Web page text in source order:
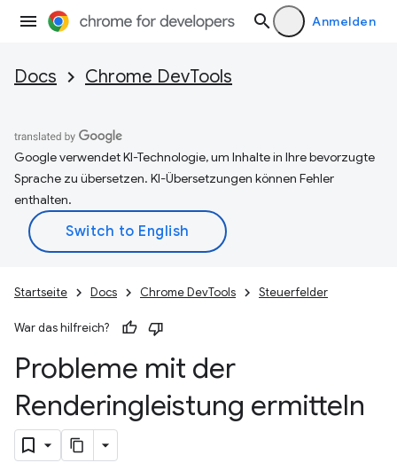
Anmelden
Docs Chrome DevTools
Google verwendet KI-Technologie, um Inhalte in Ihre bevorzugte
Sprache zu übersetzen. KI-Übersetzungen können Fehler
enthalten.
Startseite Docs Chrome DevTools Steuerfelder
War das hilfreich?
Probleme mit der
Renderingleistung ermitteln